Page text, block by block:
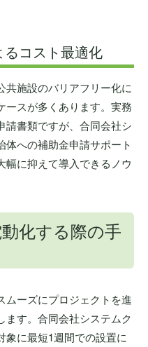
コスト最適化
共施設のバリアフリー化に
ースが多くあります。実務
請書類ですが、合同会社シ
体への補助金申請サポート
幅に抑えて導入できるノウ
化する際の手
ムーズにプロジェクトを進
ます。合同会社システムク
象に最短1週間での設置に